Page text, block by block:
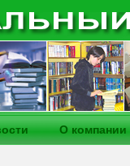
О компании